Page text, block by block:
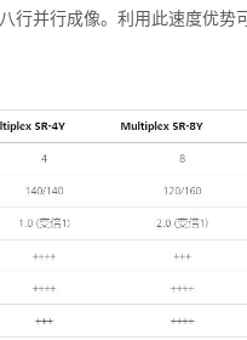
并行成像。利用此速度优势